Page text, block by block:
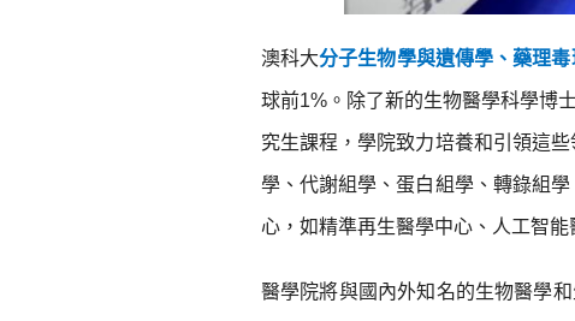
澳科大分子生物學與遺傳學、藥理
球前1%。除了新的生物醫學科學博
究生課程，學院致力培養和引領這
學、代謝組學、蛋白組學、轉錄組
心，如精準再生醫學中心、人工智能
醫學院將與國內外知名的生物醫學